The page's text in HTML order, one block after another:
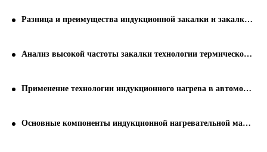
Разница и преимущества индукционной закалки и закалки пламенем
Анализ высокой частоты закалки технологии термической обработки
Применение технологии индукционного нагрева в автомобильной промышленности
Основные компоненты индукционной нагревательной машины